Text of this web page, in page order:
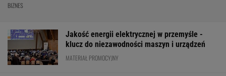
BIZNES
Jakość energii elektrycznej w przemyśle -
klucz do niezawodności maszyn i urządzeń
MATERIAŁ PROMOCYJNY